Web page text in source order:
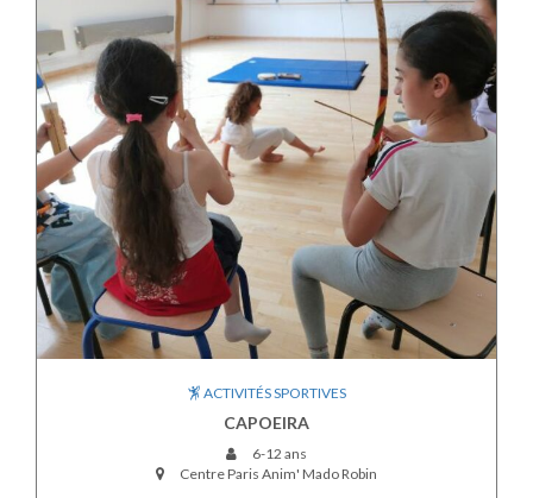
ACTIVITÉS SPORTIVES
CAPOEIRA
6-12 ans
Centre Paris Anim' Mado Robin